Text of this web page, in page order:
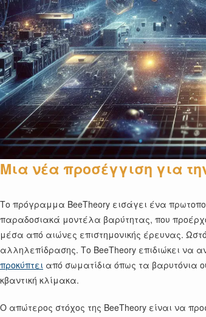
Μια νέα προσέγγιση για
Το πρόγραμμα BeeTheory εισάγει ένα
παραδοσιακά μοντέλα βαρύτητας, που
μέσα από αιώνες επιστημονικής έρευνας.
αλληλεπίδρασης. Το BeeTheory επιδιώκει να
προκύπτει από σωματίδια όπως τα βαρυτόνια
κβαντική κλίμακα.
Ο απώτερος στόχος της BeeTheory είναι να